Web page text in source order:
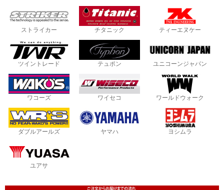
ストライカー チタニック ティーエヌケー
ツイントレード テュポン ユニコーンジャパン
ワコーズ ワイセコ ワールドウォーク
ダブルアールズ ヤマハ ヨシムラ
ユアサ